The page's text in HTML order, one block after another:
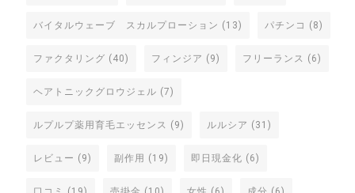
バイタルウェーブ スカルプローション (13) パチンコ (8)
ファクタリング (40) フィンジア (9) フリーランス (6)
ヘアトニックグロウジェル (7)
ルプルプ薬用育毛エッセンス (9) ルルシア (31)
レビュー (9) 副作用 (19) 即日現金化 (6)